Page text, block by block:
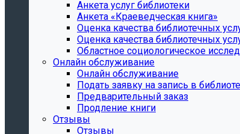
Анкета услуг библиотеки
Анкета «Краеведческая книга»
Oценка качества библиотечных
Oценка качества библиотечных
Областное социологическое
Онлайн обслуживание
Онлайн обслуживание
Подать заявку на запись в
Предварительный заказ
Продление книги
Отзывы
Отзывы